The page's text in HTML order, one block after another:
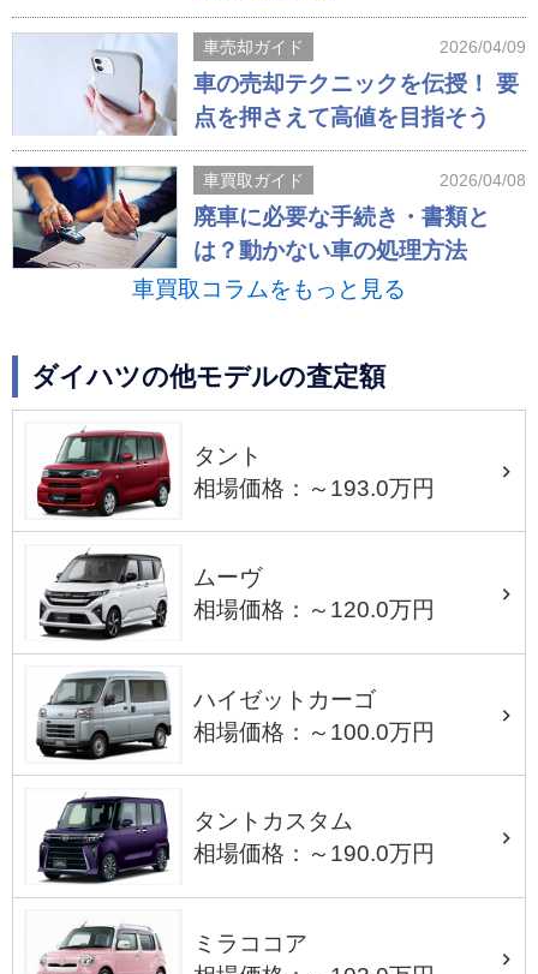
車売却ガイド 2026/04/09
車の売却テクニックを伝授！ 要
点を押さえて高値を目指そう
車買取ガイド 2026/04/08
廃車に必要な手続き・書類と
は？動かない車の処理方法
車買取コラムをもっと見る
ダイハツの他モデルの査定額
タント
相場価格：～193.0万円
ムーヴ
相場価格：～120.0万円
ハイゼットカーゴ
相場価格：～100.0万円
タントカスタム
相場価格：～190.0万円
ミラココア